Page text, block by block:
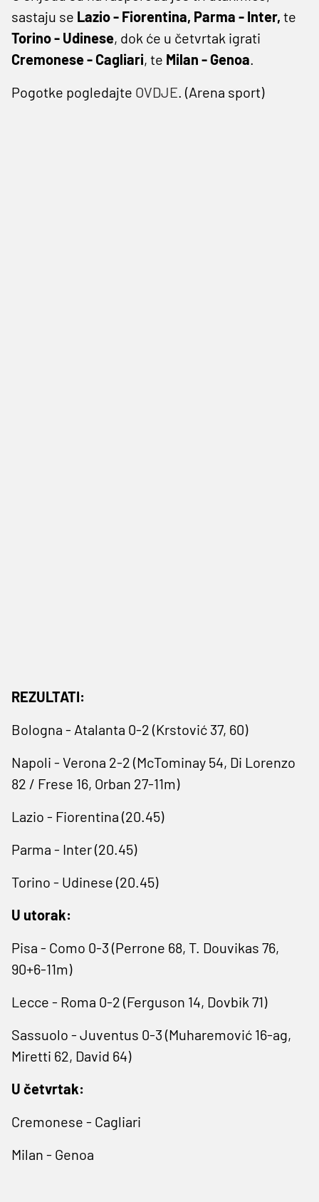
sastaju se Lazio - Fiorentina, Parma - Inter, te
Torino - Udinese, dok će u četvrtak igrati
Cremonese - Cagliari, te Milan - Genoa.
Pogotke pogledajte OVDJE. (Arena sport)
REZULTATI:
Bologna - Atalanta 0-2 (Krstović 37, 60)
Napoli - Verona 2-2 (McTominay 54, ​Di Lorenzo ​
82 / Frese 16, Orban ​27-11m)
Lazio - Fiorentina (20.45)
Parma - Inter (20.45)
Torino - Udinese (20.45)
U utorak:
Pisa - Como 0-3 (Perrone ‍68, T. ​Douvikas 76,
90+6-11m)
Lecce - Roma 0-2 (Ferguson 14, Dovbik 71)
Sassuolo - Juventus 0-3 (Muharemović 16-ag,
Miretti 62, David 64)
U četvrtak:
Cremonese - Cagliari
Milan - Genoa